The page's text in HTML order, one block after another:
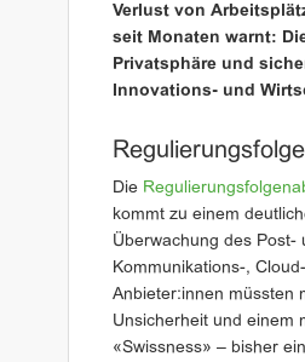
Verlust von
seit Monaten warnt:
Privatsphäre und
Innovations- und
Die
kommt zu einem
Überwachung des Post-
Kommunikations-,
Anbieter:innen müssten
Unsicherheit und einem
«Swissness» – bisher